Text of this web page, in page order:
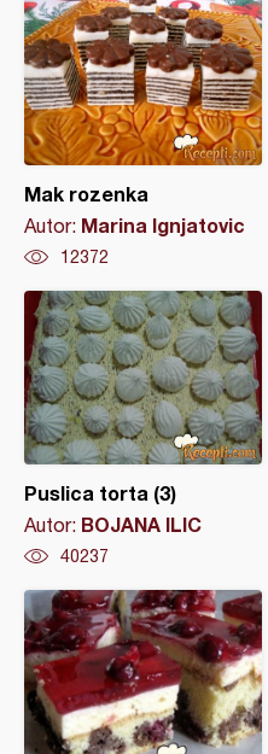
Mak rozenka
Autor: Marina Ignjatovic
12372
Puslica torta (3)
Autor: BOJANA ILIC
40237